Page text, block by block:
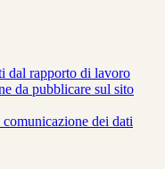
dal rapporto di lavoro
da pubblicare sul sito
dei dati